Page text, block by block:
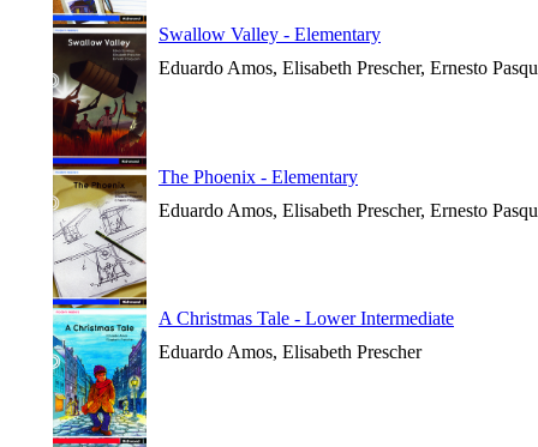
Swallow Valley - Elementary
Eduardo Amos, Elisabeth Prescher, Ernesto
The Phoenix - Elementary
Eduardo Amos, Elisabeth Prescher, Ernesto
A Christmas Tale - Lower Intermediate
Eduardo Amos, Elisabeth Prescher